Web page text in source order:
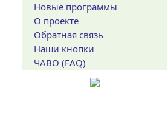
Новые программы
О проекте
Обратная связь
Наши кнопки
ЧАВО (FAQ)